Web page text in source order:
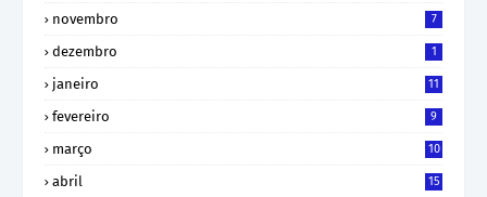
novembro 7
dezembro 1
janeiro 11
fevereiro 9
março 10
abril 15